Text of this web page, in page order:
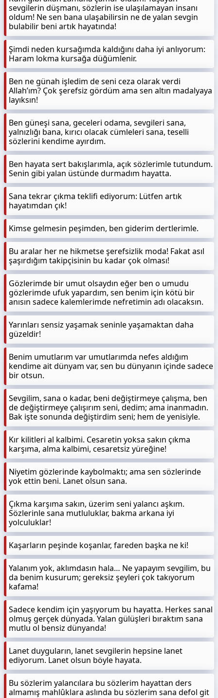
sevgilerin düşmanı, sözlerin ise ulaşılamayan insanı
oldum! Ne sen bana ulaşabilirsin ne de yalan sevgin
bulabilir beni artık hayatında!
Şimdi neden kursağımda kaldığını daha iyi anlıyorum:
Haram lokma kursağa düğümlenir.
Ben ne günah işledim de seni ceza olarak verdi
Allah’ım? Çok şerefsiz gördüm ama sen altın madalyaya
layıksın!
Ben güneşi sana, geceleri odama, sevgileri sana,
yalnızlığı bana, kırıcı olacak cümleleri sana, teselli
sözlerini kendime ayırdım.
Ben hayata sert bakışlarımla, açık sözlerimle tutundum.
Senin gibi yalan üstünde durmadım hayatta.
Sana tekrar çıkma teklifi ediyorum: Lütfen artık
hayatımdan çık!
Kimse gelmesin peşimden, ben giderim dertlerimle.
Bu aralar her ne hikmetse şerefsizlik moda! Fakat asıl
şaşırdığım takipçisinin bu kadar çok olması!
Gözlerimde bir umut olsaydın eğer ben o umudu
gözlerimde ufuk yapardım, sen benim için kötü bir
anısın sadece kalemlerimde nefretimin adı olacaksın.
Yarınları sensiz yaşamak seninle yaşamaktan daha
güzeldir!
Benim umutlarım var umutlarımda nefes aldığım
kendime ait dünyam var, sen bu dünyanın içinde sadece
bir otsun.
Sevgilim, sana o kadar, beni değiştirmeye çalışma, ben
de değiştirmeye çalışırım seni, dedim; ama inanmadın.
Bak işte sonunda değiştirdim seni; hem de yenisiyle.
Kır kilitleri al kalbimi. Cesaretin yoksa sakın çıkma
karşıma, alma kalbimi, cesaretsiz yüreğine!
Niyetim gözlerinde kaybolmaktı; ama sen sözlerinde
yok ettin beni. Lanet olsun sana.
Çıkma karşıma sakın, üzerim seni yalancı aşkım.
Sözlerinle sana mutluluklar, bakma arkana iyi
yolculuklar!
Kaşarların peşinde koşanlar, fareden başka ne ki!
Yalanım yok, aklımdasın hala… Ne yapayım sevgilim, bu
da benim kusurum; gereksiz şeyleri çok takıyorum
kafama!
Sadece kendim için yaşıyorum bu hayatta. Herkes sanal
olmuş gerçek dünyada. Yalan gülüşleri bıraktım sana
mutlu ol bensiz dünyanda!
Lanet duyguların, lanet sevgilerin hepsine lanet
ediyorum. Lanet olsun böyle hayata.
Bu sözlerim yalancılara bu sözlerim hayattan ders
almamış mahlûklara aslında bu sözlerim sana defol git